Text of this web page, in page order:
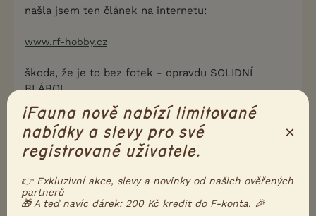
našla jsem ten článek na internetu:
www.rf-hobby.cz
škoda, že je to bez fotek - opravdu SOLIDNÍ
BLÁBOL
už tam mají spoustu odkazů! s kterými plně
souhlasím, sama jsem majitelkou SBT! a matkou 8
letého syna!
Nahlásit
iFauna nově nabízí limitované
nabídky a slevy pro své
registrované uživatele.
×
👉 Exkluzivní akce, slevy a novinky od našich ověřených
partnerů
🎁 A teď navíc dárek: 200 Kč kredit do F-konta. 🎉